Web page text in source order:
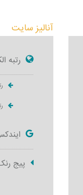
آنالیز سایت
رتبه
پیج